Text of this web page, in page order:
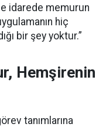
idarede memurun
hiç
bir şey yoktur.”
Hemşirenin
tanımlarına